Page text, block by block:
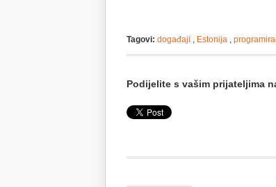
Tagovi: događaji , Estonija ,
Podijelite s vašim prijateljima